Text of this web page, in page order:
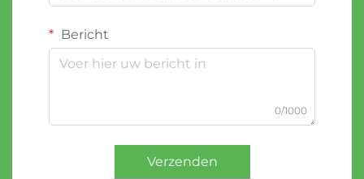
Bericht
0/1000
Verzenden